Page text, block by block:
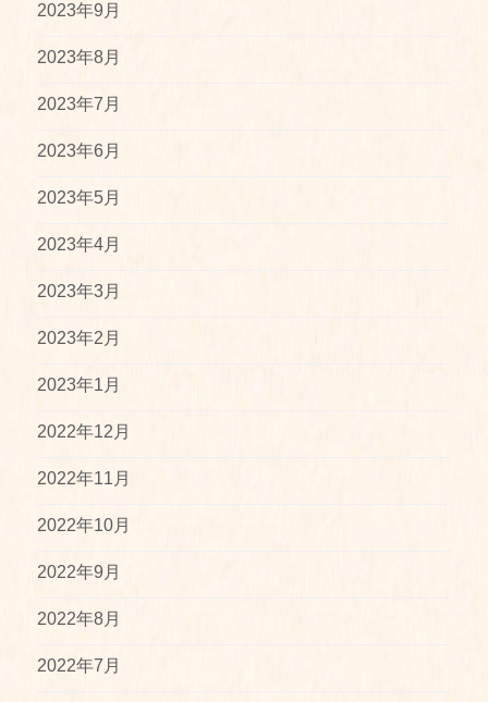
2023年9月
2023年8月
2023年7月
2023年6月
2023年5月
2023年4月
2023年3月
2023年2月
2023年1月
2022年12月
2022年11月
2022年10月
2022年9月
2022年8月
2022年7月